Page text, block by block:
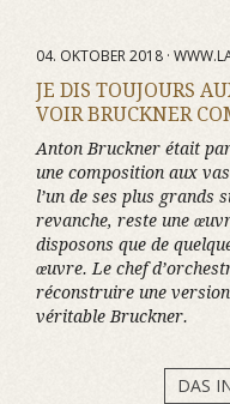
04. OKTOBER 2018 ·
JE DIS TOUJOURS
VOIR BRUCKNER
Anton Bruckner était
une composition aux
l’un de ses plus grands
revanche, reste une
disposons que de
œuvre. Le chef
réconstruire une
véritable Bruckner.
DAS